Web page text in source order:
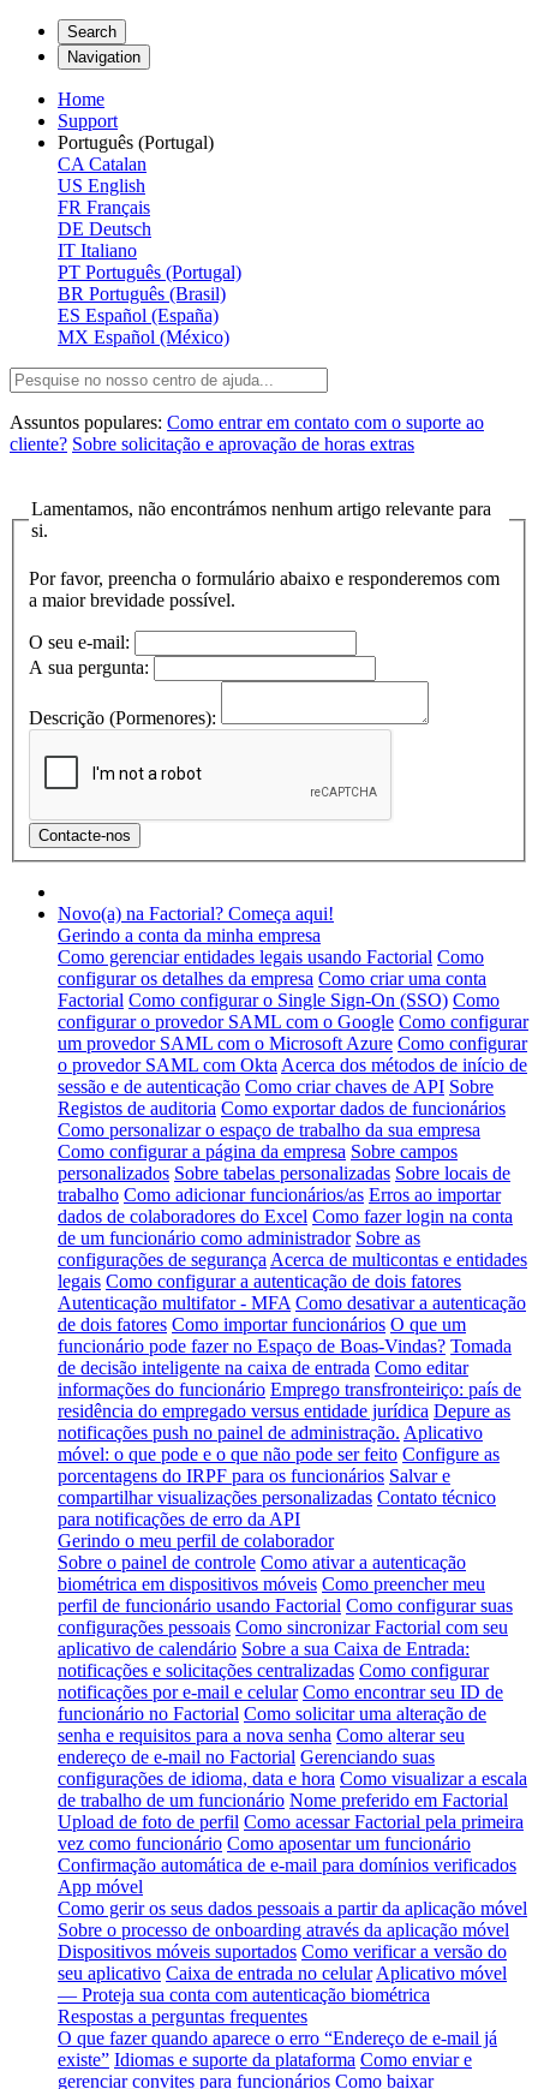
Search
Navigation
Home
Support
Português (Portugal)
CA Catalan
US English
FR Français
DE Deutsch
IT Italiano
PT Português (Portugal)
BR Português (Brasil)
ES Español (España)
MX Español (México)
Assuntos populares: Como entrar em contato com o suporte ao
cliente? Sobre solicitação e aprovação de horas extras
Lamentamos, não encontrámos nenhum artigo relevante para
si.
Por favor, preencha o formulário abaixo e responderemos com
a maior brevidade possível.
O seu e-mail:
A sua pergunta:
Descrição (Pormenores):
Novo(a) na Factorial? Começa aqui!
Gerindo a conta da minha empresa
Como gerenciar entidades legais usando Factorial Como
configurar os detalhes da empresa Como criar uma conta
Factorial Como configurar o Single Sign-On (SSO) Como
configurar o provedor SAML com o Google Como configurar
um provedor SAML com o Microsoft Azure Como configurar
o provedor SAML com Okta Acerca dos métodos de início de
sessão e de autenticação Como criar chaves de API Sobre
Registos de auditoria Como exportar dados de funcionários
Como personalizar o espaço de trabalho da sua empresa
Como configurar a página da empresa Sobre campos
personalizados Sobre tabelas personalizadas Sobre locais de
trabalho Como adicionar funcionários/as Erros ao importar
dados de colaboradores do Excel Como fazer login na conta
de um funcionário como administrador Sobre as
configurações de segurança Acerca de multicontas e entidades
legais Como configurar a autenticação de dois fatores
Autenticação multifator - MFA Como desativar a autenticação
de dois fatores Como importar funcionários O que um
funcionário pode fazer no Espaço de Boas-Vindas? Tomada
de decisão inteligente na caixa de entrada Como editar
informações do funcionário Emprego transfronteiriço: país de
residência do empregado versus entidade jurídica Depure as
notificações push no painel de administração. Aplicativo
móvel: o que pode e o que não pode ser feito Configure as
porcentagens do IRPF para os funcionários Salvar e
compartilhar visualizações personalizadas Contato técnico
para notificações de erro da API
Gerindo o meu perfil de colaborador
Sobre o painel de controle Como ativar a autenticação
biométrica em dispositivos móveis Como preencher meu
perfil de funcionário usando Factorial Como configurar suas
configurações pessoais Como sincronizar Factorial com seu
aplicativo de calendário Sobre a sua Caixa de Entrada:
notificações e solicitações centralizadas Como configurar
notificações por e-mail e celular Como encontrar seu ID de
funcionário no Factorial Como solicitar uma alteração de
senha e requisitos para a nova senha Como alterar seu
endereço de e-mail no Factorial Gerenciando suas
configurações de idioma, data e hora Como visualizar a escala
de trabalho de um funcionário Nome preferido em Factorial
Upload de foto de perfil Como acessar Factorial pela primeira
vez como funcionário Como aposentar um funcionário
Confirmação automática de e-mail para domínios verificados
App móvel
Como gerir os seus dados pessoais a partir da aplicação móvel
Sobre o processo de onboarding através da aplicação móvel
Dispositivos móveis suportados Como verificar a versão do
seu aplicativo Caixa de entrada no celular Aplicativo móvel
— Proteja sua conta com autenticação biométrica
Respostas a perguntas frequentes
O que fazer quando aparece o erro “Endereço de e-mail já
existe” Idiomas e suporte da plataforma Como enviar e
gerenciar convites para funcionários Como baixar